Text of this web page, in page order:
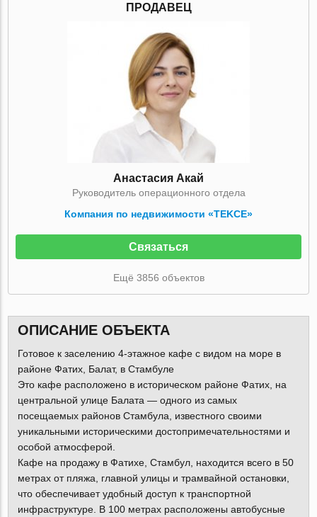
ПРОДАВЕЦ
Анастасия Акай
Руководитель операционного отдела
Компания по недвижимости «TEKCE»
Связаться
Ещё 3856 объектов
ОПИСАНИЕ ОБЪЕКТА
Готовое к заселению 4-этажное кафе с видом на море в
районе Фатих, Балат, в Стамбуле
Это кафе расположено в историческом районе Фатих, на
центральной улице Балата — одного из самых
посещаемых районов Стамбула, известного своими
уникальными историческими достопримечательностями и
особой атмосферой.
Кафе на продажу в Фатихе, Стамбул, находится всего в 50
метрах от пляжа, главной улицы и трамвайной остановки,
что обеспечивает удобный доступ к транспортной
инфраструктуре. В 100 метрах расположены автобусные